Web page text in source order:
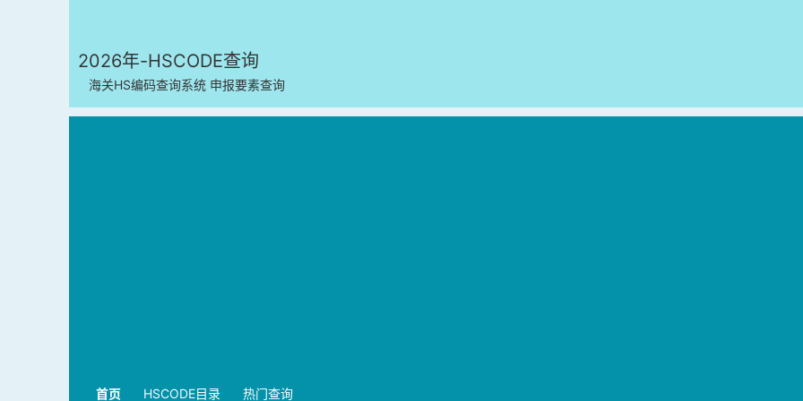
2026年-HSCODE查询
海关HS编码查询系统 申报要素查询
首页 HSCODE目录 热门查询